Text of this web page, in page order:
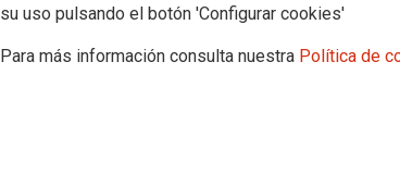
su uso pulsando el botón 'Configurar cookies'
Para más información consulta nuestra Política de
* Consulta